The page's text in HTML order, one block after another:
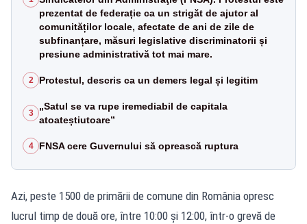
prezentat de federație ca un strigăt de ajutor al
comunităților locale, afectate de ani de zile de
subfinanțare, măsuri legislative discriminatorii și
presiune administrativă tot mai mare.
2 Protestul, descris ca un demers legal și legitim
3
„Satul se va rupe iremediabil de capitala
atoateștiutoare”
4 FNSA cere Guvernului să oprească ruptura
Azi, peste 1500 de primării de comune din România opresc
lucrul timp de două ore, între 10:00 și 12:00, într-o grevă de